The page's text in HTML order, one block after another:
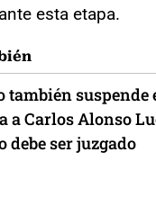
esta etapa.
también suspende
a Carlos Alonso
debe ser juzgado